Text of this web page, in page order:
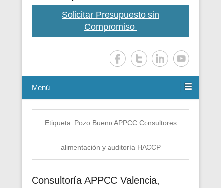
Solicitar Presupuesto sin
Compromiso
Menú
Etiqueta: Pozo Bueno APPCC Consultores
alimentación y auditoría HACCP
Consultoría APPCC Valencia,